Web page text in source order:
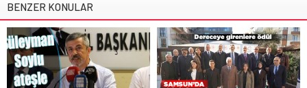
BENZER KONULAR